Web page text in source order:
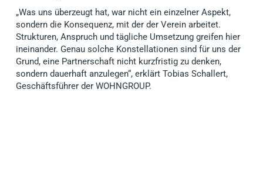
„Was uns überzeugt hat, war nicht ein einzelner Aspekt,
sondern die Konsequenz, mit der der Verein arbeitet.
Strukturen, Anspruch und tägliche Umsetzung greifen hier
ineinander. Genau solche Konstellationen sind für uns der
Grund, eine Partnerschaft nicht kurzfristig zu denken,
sondern dauerhaft anzulegen“, erklärt Tobias Schallert,
Geschäftsführer der WOHNGROUP.